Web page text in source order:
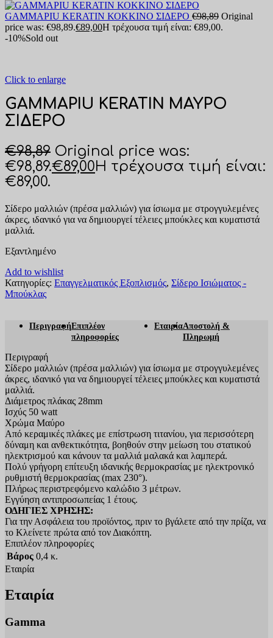
GAMMAPIU KERATIN ΚΟΚΚΙΝΟ ΣΙΔΕΡΟ €98,89 Original
price was: €98,89.€89,00Η τρέχουσα τιμή είναι: €89,00.
-10%Sold out
Click to enlarge
GAMMAPIU KERATIN ΜΑΥΡΟ
ΣΙΔΕΡΟ
€98,89 Original price was:
€98,89.€89,00Η τρέχουσα τιμή είναι:
€89,00.
Σίδερο μαλλιών (πρέσα μαλλιών) για ίσιωμα με στρογγυλεμένες
άκρες, ιδανικό για να δημιουργεί τέλειες μπούκλες και κυματιστά
μαλλιά.
Εξαντλημένο
Add to wishlist
Κατηγορίες: Επαγγελματικός Εξοπλισμός, Σίδερο Ισιώματος -
Μπούκλας
ΠεριγραφήΕπιπλέον
πληροφορίες
ΕταιρίαΑποστολή &
Πληρωμή
Περιγραφή
Σίδερο μαλλιών (πρέσα μαλλιών) για ίσιωμα με στρογγυλεμένες
άκρες, ιδανικό για να δημιουργεί τέλειες μπούκλες και κυματιστά
μαλλιά.
Διάμετρος πλάκας 28mm
Ισχύς 50 watt
Χρώμα Μαύρο
Από κεραμικές πλάκες με επίστρωση τιτανίου, για περισσότερη
δύναμη και ανθεκτικότητα, βοηθούν στην μείωση του στατικού
ηλεκτρισμού και κάνουν τα μαλλιά μαλακά και λαμπερά.
Πολύ γρήγορη επίτευξη ιδανικής θερμοκρασίας με ηλεκτρονικό
ρυθμιστή θερμοκρασίας (max 230°).
Πλήρως περιστρεφόμενο καλώδιο 3 μέτρων.
Εγγύηση αντιπροσωπείας 1 έτους.
ΟΔΗΓΙΕΣ ΧΡΗΣΗΣ:
Για την Ασφάλεια του προϊόντος, πριν το βγάλετε από την πρίζα, να
το Κλείνετε πρώτα από τον Διακόπτη.
Επιπλέον πληροφορίες
Βάρος 0,4 κ.
Εταιρία
Εταιρία
Gamma